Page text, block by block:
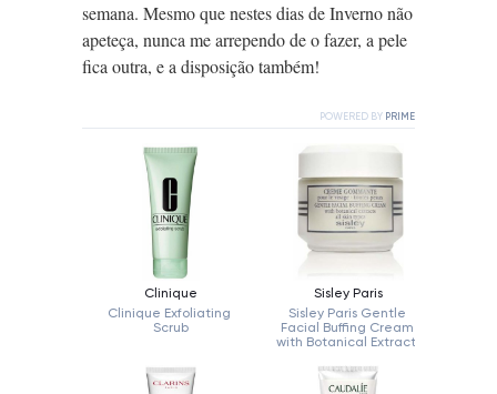
semana. Mesmo que nestes dias de Inverno não
apeteça, nunca me arrependo de o fazer, a pele
fica outra, e a disposição também!